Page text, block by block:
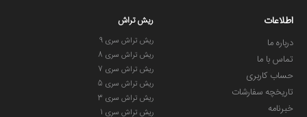
اطلاعات
درباره ما
تماس با ما
حساب کاربری
تاریخچه سفارشات
خبرنامه
ریش تراش
ریش تراش سری 9
ریش تراش سری 8
ریش تراش سری 7
ریش تراش سری 5
ریش تراش سری 3
ریش تراش سری 1